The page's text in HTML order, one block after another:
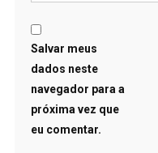
Salvar meus
dados neste
navegador para a
próxima vez que
eu comentar.